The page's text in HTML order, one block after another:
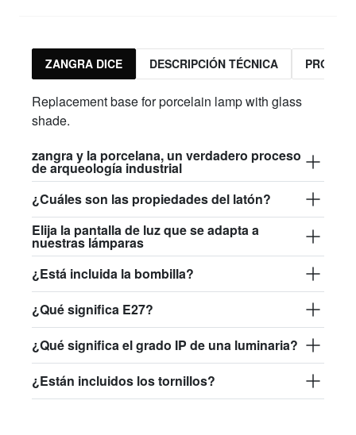
ZANGRA DICE DESCRIPCIÓN TÉCNICA
Replacement base for porcelain lamp with glass
shade.
zangra y la porcelana, un verdadero proceso
de arqueología industrial
¿Cuáles son las propiedades del latón?
Elija la pantalla de luz que se adapta a
nuestras lámparas
¿Está incluida la bombilla?
¿Qué significa E27?
¿Qué significa el grado IP de una luminaria?
¿Están incluidos los tornillos?